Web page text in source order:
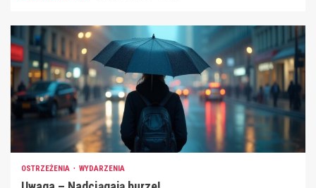
OSTRZEŻENIA WYDARZENIA